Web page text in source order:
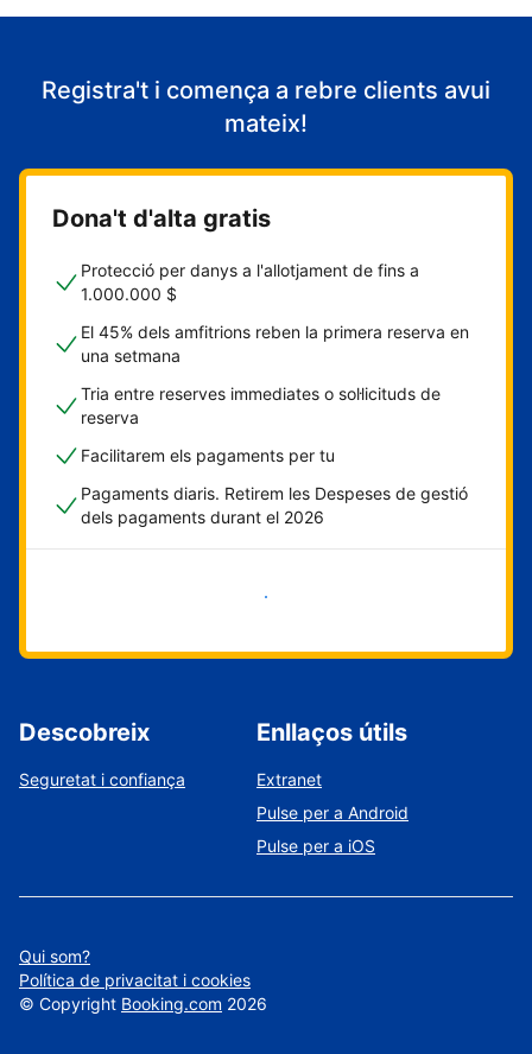
Registra't i comença a rebre clients avui
mateix!
Dona't d'alta gratis
Protecció per danys a l'allotjament de fins a
1.000.000 $
El 45% dels amfitrions reben la primera reserva en
una setmana
Tria entre reserves immediates o sol·licituds de
reserva
Facilitarem els pagaments per tu
Pagaments diaris. Retirem les Despeses de gestió
dels pagaments durant el 2026
Comença ara
Descobreix
Seguretat i confiança
Enllaços útils
Extranet
Pulse per a Android
Pulse per a iOS
Qui som?
Política de privacitat i cookies
© Copyright Booking.com 2026